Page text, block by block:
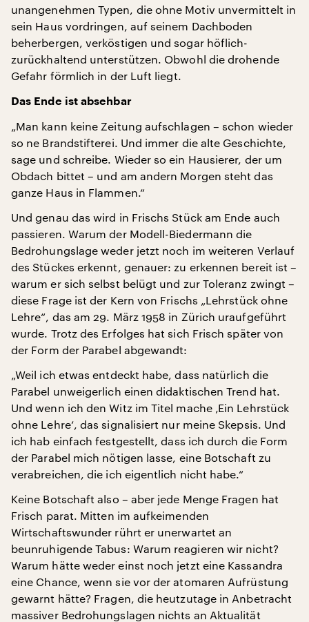
unangenehmen Typen, die ohne Motiv unvermittelt in
sein Haus vordringen, auf seinem Dachboden
beherbergen, verköstigen und sogar höflich-
zurückhaltend unterstützen. Obwohl die drohende
Gefahr förmlich in der Luft liegt.
Das Ende ist absehbar
„Man kann keine Zeitung aufschlagen – schon wieder
so ne Brandstifterei. Und immer die alte Geschichte,
sage und schreibe. Wieder so ein Hausierer, der um
Obdach bittet – und am andern Morgen steht das
ganze Haus in Flammen.“
Und genau das wird in Frischs Stück am Ende auch
passieren. Warum der Modell-Biedermann die
Bedrohungslage weder jetzt noch im weiteren Verlauf
des Stückes erkennt, genauer: zu erkennen bereit ist –
warum er sich selbst belügt und zur Toleranz zwingt –
diese Frage ist der Kern von Frischs „Lehrstück ohne
Lehre“, das am 29. März 1958 in Zürich uraufgeführt
wurde. Trotz des Erfolges hat sich Frisch später von
der Form der Parabel abgewandt:
„Weil ich etwas entdeckt habe, dass natürlich die
Parabel unweigerlich einen didaktischen Trend hat.
Und wenn ich den Witz im Titel mache ‚Ein Lehrstück
ohne Lehre‘, das signalisiert nur meine Skepsis. Und
ich hab einfach festgestellt, dass ich durch die Form
der Parabel mich nötigen lasse, eine Botschaft zu
verabreichen, die ich eigentlich nicht habe.“
Keine Botschaft also – aber jede Menge Fragen hat
Frisch parat. Mitten im aufkeimenden
Wirtschaftswunder rührt er unerwartet an
beunruhigende Tabus: Warum reagieren wir nicht?
Warum hätte weder einst noch jetzt eine Kassandra
eine Chance, wenn sie vor der atomaren Aufrüstung
gewarnt hätte? Fragen, die heutzutage in Anbetracht
massiver Bedrohungslagen nichts an Aktualität